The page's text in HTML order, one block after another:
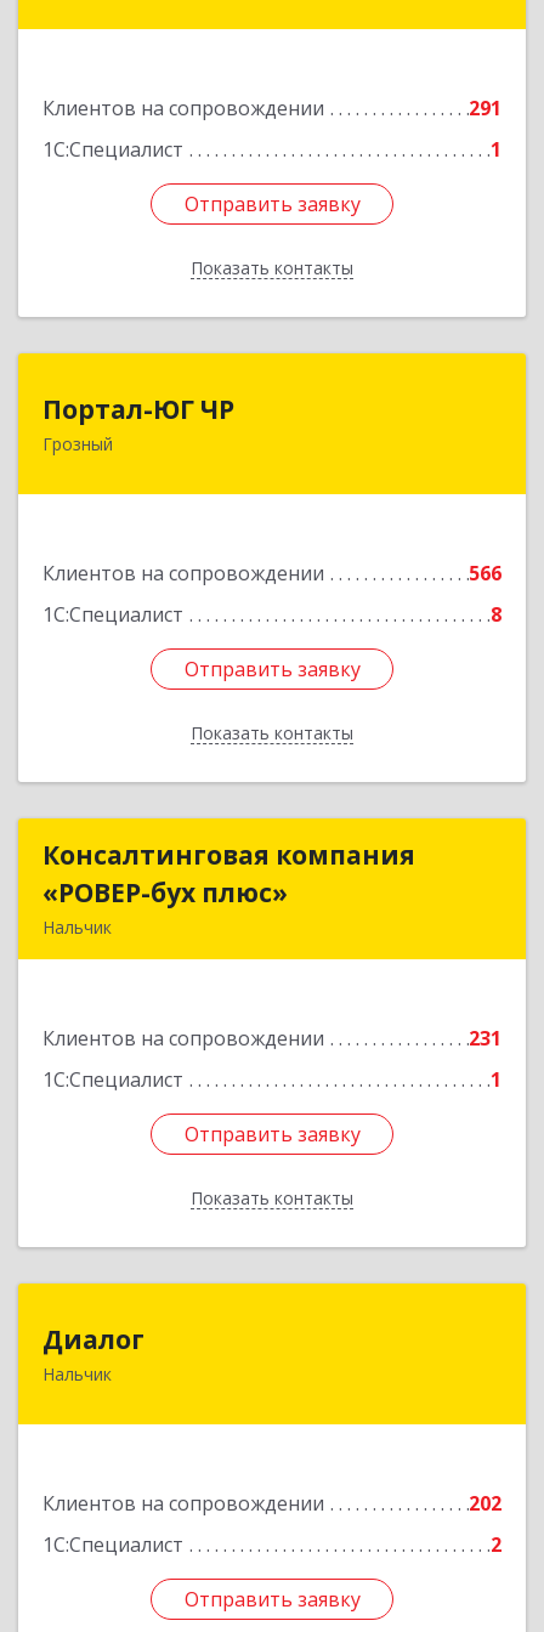
Клиентов на сопровождении
291
1С:Специалист
1
Отправить заявку
Показать контакты
Подробнее
Отправить заявку
Назад
Портал-ЮГ ЧР
Грозный
Клиентов на сопровождении
566
1С:Специалист
8
Отправить заявку
Показать контакты
364906, Чеченская Респ, Грозный г, Путина пр-
Отправить заявку
Назад
Консалтинговая компания
«РОВЕР-бух плюс»
Нальчик
Клиентов на сопровождении
231
1С:Специалист
1
Отправить заявку
Показать контакты
Консалтинговая компания
«РОВЕР-бух плюс»
Подробнее
Отправить заявку
Назад
Диалог
Нальчик
Клиентов на сопровождении
202
1С:Специалист
2
Отправить заявку
360016, Кабардино-Балкарская Респ, Нальчик г,
Отправить заявку